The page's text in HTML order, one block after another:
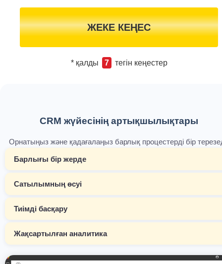
ЖЕКЕ КЕҢЕС
* қалды 7 тегін кеңестер
CRM жүйесінің артықшылықтары
Орнатыңыз және қадағалаңыз барлық процестерді бір
Барлығы бір жерде
Сатылымның өсуі
Тиімді басқару
Жақсартылған аналитика